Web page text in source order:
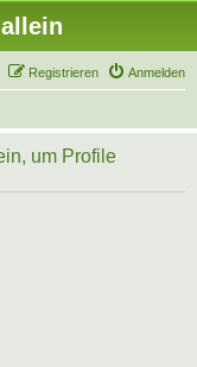
Anmelden
Registrieren
um Profile